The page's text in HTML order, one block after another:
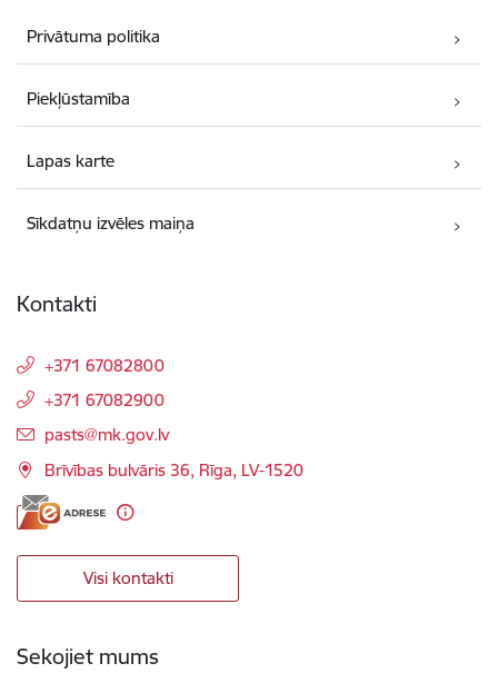
Privātuma politika
Piekļūstamība
Lapas karte
Sīkdatņu izvēles maiņa
Kontakti
+371 67082800
+371 67082900
E-pasts:
pasts@mk.gov.lv
Brīvības bulvāris 36, Rīga, LV-1520
Visi kontakti
Sekojiet mums